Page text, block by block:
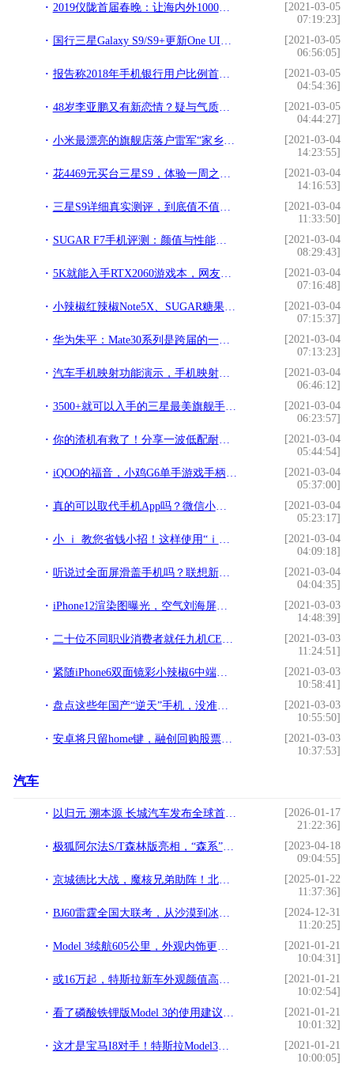
2019仪陇首届春晚：让海内外1000万+网友关注仪陇……刷爆朋友圈!
[2021-03-05
07:19:23]
国行三星Galaxy S9/S9+更新One UI正式版，基于安卓9.0!
[2021-03-05
06:56:05]
报告称2018年手机银行用户比例首超网银 你常用的是啥？!
[2021-03-05
04:54:36]
48岁李亚鹏又有新恋情？疑与气质女友感情生变，携长发美女回家!
[2021-03-05
04:44:27]
小米最漂亮的旗舰店落户雷军“家乡”武汉，700品类打破记录！!
[2021-03-04
14:23:55]
花4469元买台三星S9，体验一周之后说说真实感受！!
[2021-03-04
14:16:53]
三星S9详细真实测评，到底值不值这3788元？!
[2021-03-04
11:33:50]
SUGAR F7手机评测：颜值与性能爆表｜侃哥搞机!
[2021-03-04
08:29:43]
5K就能入手RTX2060游戏本，网友：神舟真硬核!
[2021-03-04
07:16:48]
小辣椒红辣椒Note5X、SUGAR糖果翻译手机S20、vivoZ3x对比!
[2021-03-04
07:15:37]
华为朱平：Mate30系列是跨届的一代，渠道结构比渠道数量更重要!
[2021-03-04
07:13:23]
汽车手机映射功能演示，手机映射到汽车屏幕显示!
[2021-03-04
06:46:12]
3500+就可以入手的三星最美旗舰手机S9，你还在等什么？!
[2021-03-04
06:23:57]
你的渣机有救了！分享一波低配耐玩的手游，全中文随意玩！!
[2021-03-04
05:44:54]
iQOO的福音，小鸡G6单手游戏手柄，打开蓝牙就能玩!
[2021-03-04
05:37:00]
真的可以取代手机App吗？微信小程序体验!
[2021-03-04
05:23:17]
小 ｉ 教您省钱小招！这样使用“ｉ深圳”APP的深圳通乘车码，坐车更划算！!
[2021-03-04
04:09:18]
听说过全面屏滑盖手机吗？联想新款旗舰有望实现100%屏占比!
[2021-03-04
04:04:35]
iPhone12渲染图曝光，空气刘海屏＋5G＋120Hz屏幕，出乎意料!
[2021-03-03
14:48:39]
二十位不同职业消费者就任九机CEO 体验不一样的互联网百强企业!
[2021-03-03
11:24:51]
紧随iPhone6双面镜彩小辣椒6中端定位火辣辣!
[2021-03-03
10:58:41]
盘点这些年国产“逆天”手机，没准你身边就有！!
[2021-03-03
10:55:50]
安卓将只留home键，融创回购股票激励员工!
[2021-03-03
10:37:53]
汽车
以归元 溯本源 长城汽车发布全球首个原生AI全动力汽车平台
[2026-01-17
21:22:36]
极狐阿尔法S/T森林版亮相，“森系”座驾为你守护美好生活
[2023-04-18
09:04:55]
京城德比大战，魔核兄弟助阵！北汽男篮北京汽车品牌之夜高端宠粉！
[2025-01-22
11:37:36]
BJ60雷霆全国大联考，从沙漠到冰雪“猛”战极限！
[2024-12-31
11:20:25]
Model 3续航605公里，外观内饰更时尚，值不值得买？
[2021-01-21
10:04:31]
或16万起，特斯拉新车外观颜值高，真来国内自主如何应对？
[2021-01-21
10:02:54]
看了磷酸铁锂版Model 3的使用建议，才懂啥是真正的电动爹
[2021-01-21
10:01:32]
这才是宝马I8对手！特斯拉Model3跑车版，比法拉利带范？
[2021-01-21
10:00:05]